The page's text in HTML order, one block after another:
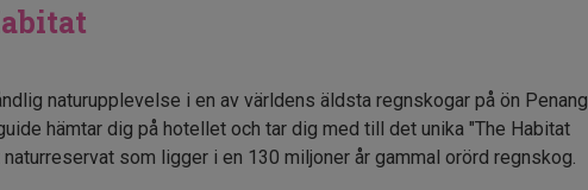
naturupplevelse i en av världens äldsta regnskogar på ön Penang.
hämtar dig på hotellet och tar dig med till det unika "The Habitat
som ligger i en 130 miljoner år gammal orörd regnskog.